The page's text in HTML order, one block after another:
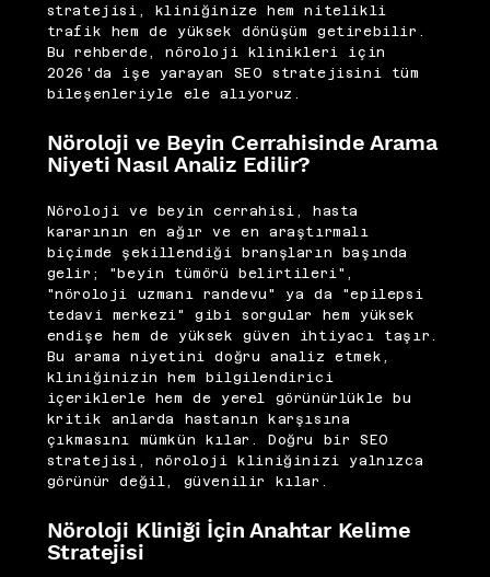
stratejisi, kliniğinize hem nitelikli
trafik hem de yüksek dönüşüm getirebilir.
Bu rehberde, nöroloji klinikleri için
2026'da işe yarayan SEO stratejisini tüm
bileşenleriyle ele alıyoruz.
Nöroloji ve Beyin Cerrahisinde Arama
Niyeti Nasıl Analiz Edilir?
Nöroloji ve beyin cerrahisi, hasta
kararının en ağır ve en araştırmalı
biçimde şekillendiği branşların başında
gelir; "beyin tümörü belirtileri",
"nöroloji uzmanı randevu" ya da "epilepsi
tedavi merkezi" gibi sorgular hem yüksek
endişe hem de yüksek güven ihtiyacı taşır.
Bu arama niyetini doğru analiz etmek,
kliniğinizin hem bilgilendirici
içeriklerle hem de yerel görünürlükle bu
kritik anlarda hastanın karşısına
çıkmasını mümkün kılar. Doğru bir SEO
stratejisi, nöroloji kliniğinizi yalnızca
görünür değil, güvenilir kılar.
Nöroloji Kliniği İçin Anahtar Kelime
Stratejisi